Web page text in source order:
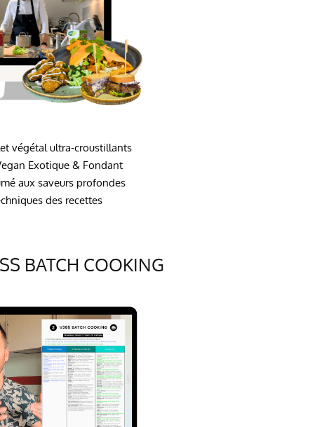
végétal ultra-croustillants
Exotique & Fondant
aux saveurs profondes
des recettes
BATCH COOKING